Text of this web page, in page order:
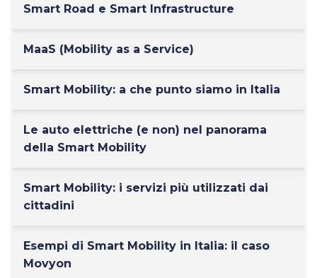
Smart Road e Smart Infrastructure
MaaS (Mobility as a Service)
Smart Mobility: a che punto siamo in Italia
Le auto elettriche (e non) nel panorama
della Smart Mobility
Smart Mobility: i servizi più utilizzati dai
cittadini
Esempi di Smart Mobility in Italia: il caso
Movyon